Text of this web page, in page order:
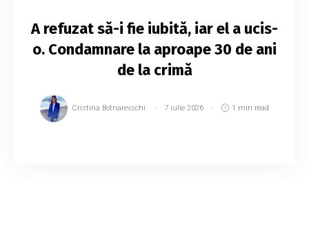
A refuzat să-i fie iubită, iar el a ucis-
o. Condamnare la aproape 30 de ani
de la crimă
Cristina Botnarevschi 7 iulie 2026 1 min read